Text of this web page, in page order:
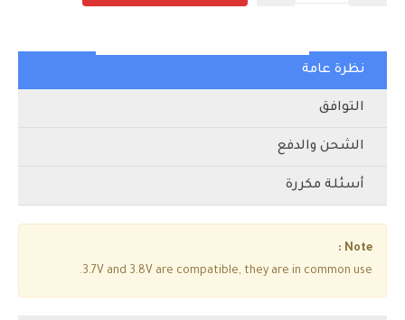
نظرة عامة
التوافق
الشحن والدفع
أسئلة مكررة
Note :
3.7V and 3.8V are compatible, they are in common use.